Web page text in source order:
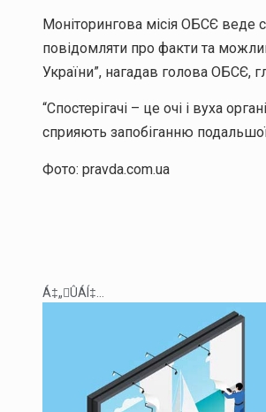
Моніторингова місія ОБСЄ веде
повідомляти про факти та
України”, нагадав голова ОБСЄ,
“Спостерігачі – це очі і вуха
сприяють запобіганню
Фото: pravda.com.ua
Á‡„ÛÁÍ‡...